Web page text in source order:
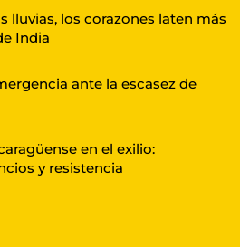
lluvias, los corazones laten más
India
ante la escasez de
en el exilio:
y resistencia